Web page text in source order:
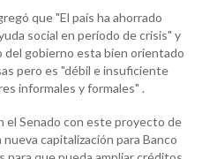
que "El país ha ahorrado
social en período de crisis" y
del gobierno esta bien orientado
pero es "débil e insuficiente
informales y formales" .
el Senado con este proyecto de
capitalización para Banco